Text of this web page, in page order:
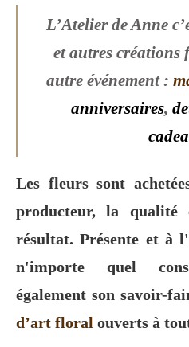
L’Atelier de Anne
et autres
autre événement :
anniversaires,
Les fleurs sont
producteur, la
résultat. Présente et à
n'importe quel
également son savoir-
d’art floral ouverts à